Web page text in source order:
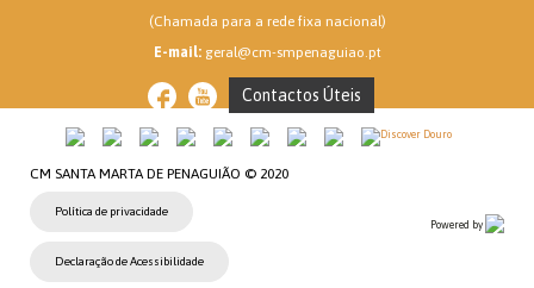
(Chamada para a rede fixa nacional)
E-mail:geral@cm-smpenaguiao.pt
Contactos Úteis
CM SANTA MARTA DE PENAGUIÃO © 2020
Política de privacidade
Declaração de Acessibilidade
Powered by